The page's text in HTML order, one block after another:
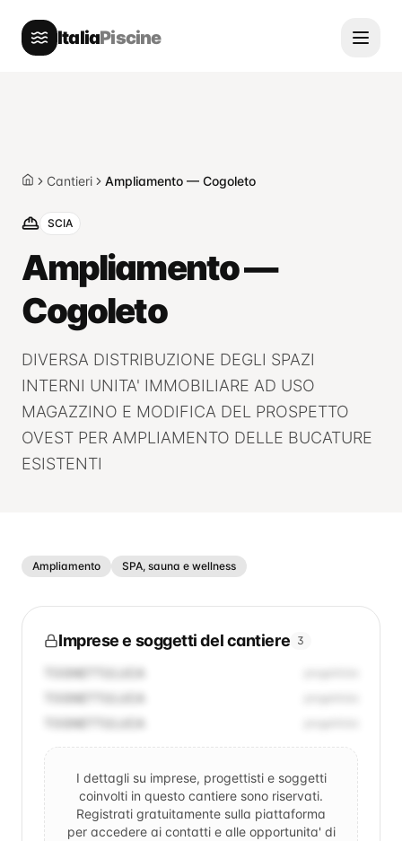
ItaliaPiscine
HomeCantieri Ampliamento — Cogoleto
SCIA
Ampliamento —
Cogoleto
DIVERSA DISTRIBUZIONE DEGLI SPAZI
INTERNI UNITA' IMMOBILIARE AD USO
MAGAZZINO E MODIFICA DEL PROSPETTO
OVEST PER AMPLIAMENTO DELLE BUCATURE
ESISTENTI
Ampliamento SPA, sauna e wellness
Imprese e soggetti del cantiere 3
TOGNETTI/LUCA
TOGNETTI/LUCA
TOGNETTI/LUCA
I dettagli su imprese, progettisti e soggetti
coinvolti in questo cantiere sono riservati.
Registrati gratuitamente sulla piattaforma
per accedere ai contatti e alle opportunita' di